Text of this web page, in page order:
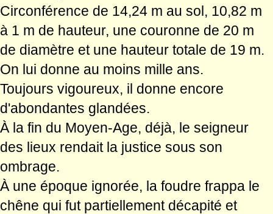
Circonférence de 14,24 m au sol, 10,82 m
à 1 m de hauteur, une couronne de 20 m
de diamètre et une hauteur totale de 19 m.
On lui donne au moins mille ans.
Toujours vigoureux, il donne encore
d'abondantes glandées.
À la fin du Moyen-Age, déjà, le seigneur
des lieux rendait la justice sous son
ombrage.
À une époque ignorée, la foudre frappa le
chêne qui fut partiellement décapité et